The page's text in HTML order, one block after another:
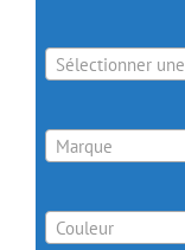
Sélectionner
Marque
Couleur